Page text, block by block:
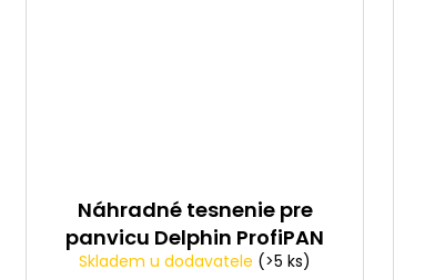
Náhradné tesnenie pre
panvicu Delphin ProfiPAN
/ 2ks
Skladem u dodavatele (>5 ks)